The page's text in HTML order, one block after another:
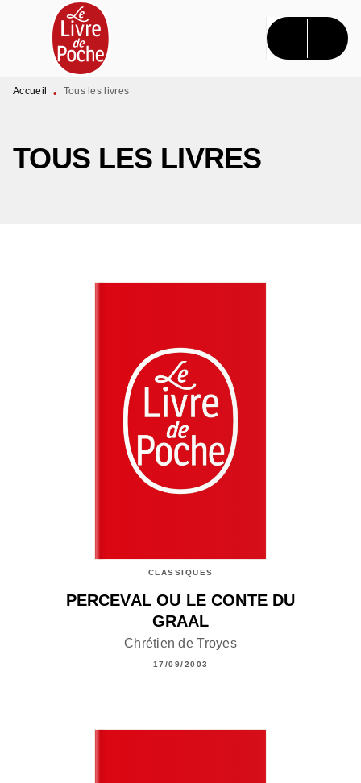
MENU RECHERCHE CONTENU
PIED DE PAGE
Accueil • Tous les livres
TOUS LES LIVRES
CLASSIQUES
PERCEVAL OU LE CONTE DU
GRAAL
Chrétien de Troyes
17/09/2003